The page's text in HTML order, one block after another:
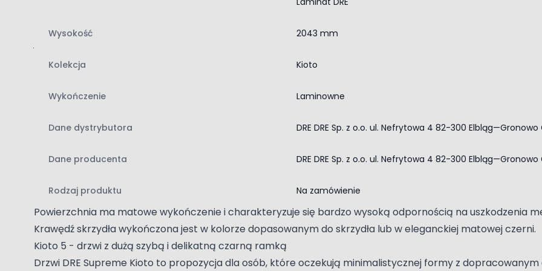
Kolekcja drzwi DRE Kioto to kilka modeli, które pozwalają dopasować wzór do funkcji pomieszczenia. W
jednocześnie zachowując pełną funkcjonalność drzwi płytowych. To sposób, aby subtelnie wyróżnić
rezygnowania z jednolitej powierzchni.
linię o kolejne warianty wzoru. Gdy skrzydło ma stać się tłem, warto dobrać meble i listwy w zbliżonym
bardziej wyraziste, inspirowane stylem japandi.
Drzwi z poziomym usłojeniem - wyjątkowy detal w aranżacji wnętrz
okleiny zazwyczaj nanoszone są pionowo. Laminat posiada wyczuwalną strukturę, którą można odczuć
Powierzchnia ma matowe wykończenie i charakteryzuje się bardzo wysoką odpornością na uszkodzenia
Krawędź skrzydła wykończona jest w kolorze dopasowanym do skrzydła lub w eleganckiej matowej czerni.
Kioto 5 - drzwi z dużą szybą i delikatną czarną ramką
Drzwi DRE Supreme Kioto to propozycja dla osób, które oczekują minimalistycznej formy z
Wysokość 2043 mm
Kolekcja Kioto
Wykończenie Laminowne
Dane dystrybutora DRE DRE Sp. z o.o. ul. Nefrytowa 4 82-300 Elbląg—Gronowo
Dane producenta DRE DRE Sp. z o.o. ul. Nefrytowa 4 82-300 Elbląg—Gronowo
Rodzaj produktu Na zamówienie